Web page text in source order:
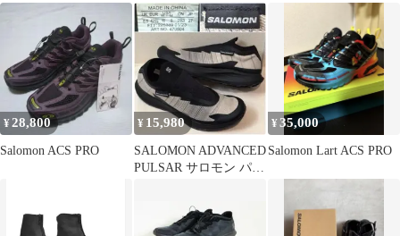
ン ビンディングセット
¥28,800
Salomon ACS PRO
¥ 15,980
SALOMON ADVANCED
PULSAR サロモン パル
¥35,000
Salomon Lart ACS PRO